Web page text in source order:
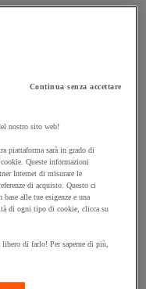
Continua senza accettare
nostro sito web!
piattaforma sarà in grado di
Queste informazioni
Internet di misurare le
di acquisto. Questo ci
alle tue esigenze e una
di ogni tipo di cookie, clicca su
di farlo! Per saperne di più,